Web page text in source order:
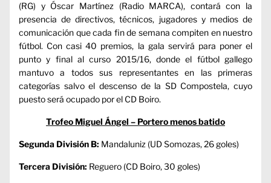
(RG) y Óscar Martínez (Radio MARCA), contará con la
presencia de directivos, técnicos, jugadores y medios de
comunicación que cada fin de semana compiten en nuestro
fútbol. Con casi 40 premios, la gala servirá para poner el
punto y final al curso 2015/16, donde el fútbol gallego
mantuvo a todos sus representantes en las primeras
categorías salvo el descenso de la SD Compostela, cuyo
puesto será ocupado por el CD Boiro.
Trofeo Miguel Ángel – Portero menos batido
Segunda División B: Mandaluniz (UD Somozas, 26 goles)
Tercera División: Reguero (CD Boiro, 30 goles)